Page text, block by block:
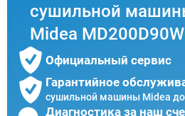
сушильной
Midea
Официальный сервис
Гарантийное
сушильной машины Midea до
Диагностика за наш